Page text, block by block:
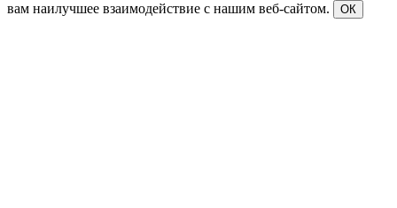
вам наилучшее взаимодействие с нашим веб-сайтом.
ОК